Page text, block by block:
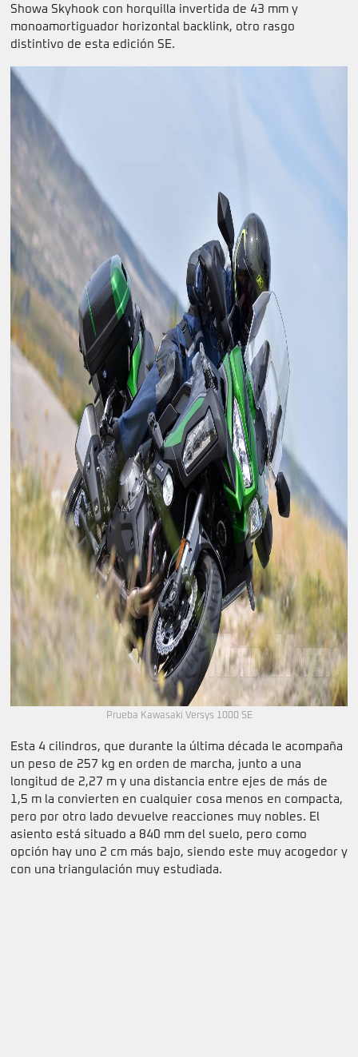
Showa Skyhook con horquilla invertida de 43 mm y
monoamortiguador horizontal backlink, otro rasgo
distintivo de esta edición SE.
Prueba Kawasaki Versys 1000 SE
Esta 4 cilindros, que durante la última década le acompaña
un peso de 257 kg en orden de marcha, junto a una
longitud de 2,27 m y una distancia entre ejes de más de
1,5 m la convierten en cualquier cosa menos en compacta,
pero por otro lado devuelve reacciones muy nobles. El
asiento está situado a 840 mm del suelo, pero como
opción hay uno 2 cm más bajo, siendo este muy acogedor y
con una triangulación muy estudiada.